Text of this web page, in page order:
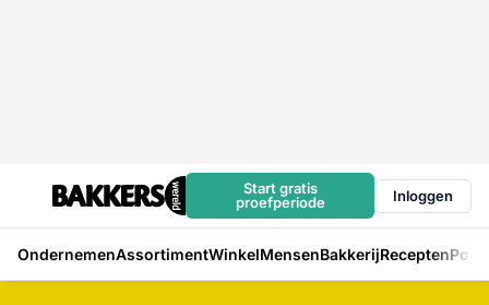
Start gratis
proefperiode
Inloggen
OndernemenAssortimentWinkelMensenBakkerijRecepten